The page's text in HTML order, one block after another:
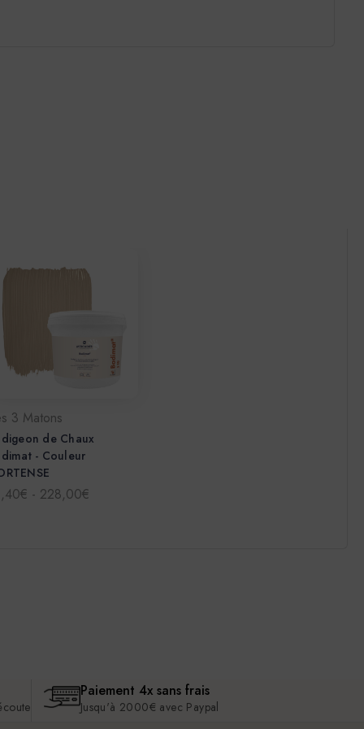
3 Matons
de Chaux
- Couleur
- 228,00€
Paiement 4x sans frais
Jusqu'à 2000€ avec Paypal